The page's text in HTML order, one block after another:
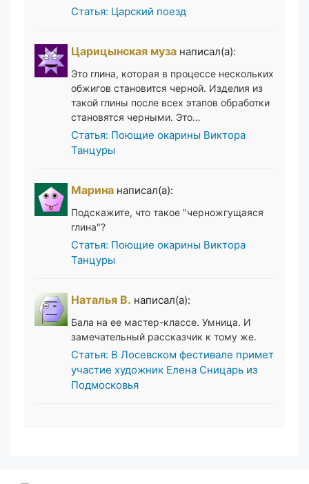
Статья: Царский поезд
Царицынская муза написал(а):
Это глина, которая в процессе нескольких
обжигов становится черной. Изделия из
такой глины после всех этапов обработки
становятся черными. Это…
Статья: Поющие окарины Виктора
Танцуры
Марина написал(а):
Подскажите, что такое "черножгущаяся
глина"?
Статья: Поющие окарины Виктора
Танцуры
Наталья В. написал(а):
Бала на ее мастер-классе. Умница. И
замечательный рассказчик к тому же.
Статья: В Лосевском фестивале примет
участие художник Елена Сницарь из
Подмосковья